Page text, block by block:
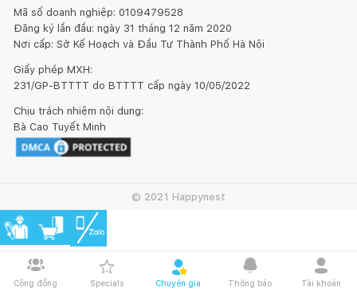
Cộng đồng Specials Chuyên gia Thông báo Tài khoản
Mã số doanh nghiệp: 0109479528
Đăng ký lần đầu: ngày 31 tháng 12 năm 2020
Nơi cấp: Sở Kế Hoạch và Đầu Tư Thành Phố Hà Nội
Giấy phép MXH:
231/GP-BTTTT do BTTTT cấp ngày 10/05/2022
Chịu trách nhiệm nội dung:
Bà Cao Tuyết Minh
© 2021 Happynest